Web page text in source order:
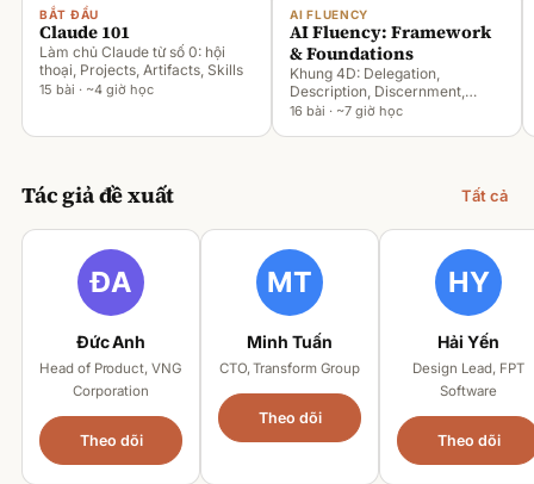
BẮT ĐẦU
Claude 101
Làm chủ Claude từ số 0: hội
thoại, Projects, Artifacts, Skills
15 bài · ~4 giờ học
AI FLUENCY
AI Fluency: Framework
& Foundations
Khung 4D: Delegation,
Description, Discernment,
Diligence
16 bài · ~7 giờ học
Tác giả đề xuất Tất cả
Đức Anh
Head of Product, VNG
Corporation
Theo dõi
Minh Tuấn
CTO, Transform Group
Theo dõi
Hải Yến
Design Lead, FPT
Software
Theo dõi